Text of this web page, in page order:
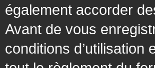
également accorder
Avant de vous
conditions